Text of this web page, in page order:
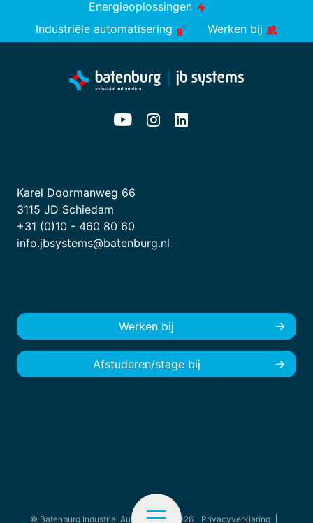
Energieoplossingen
Industriële automatisering
Werken bij
Karel Doormanweg 66
3115 JD Schiedam
+31 (0)10 - 460 80 60
info.jbsystems@batenburg.nl
Werken bij
Afstuderen/stage bij
© Batenburg Industrial Automation - 2026 Privacyverklaring